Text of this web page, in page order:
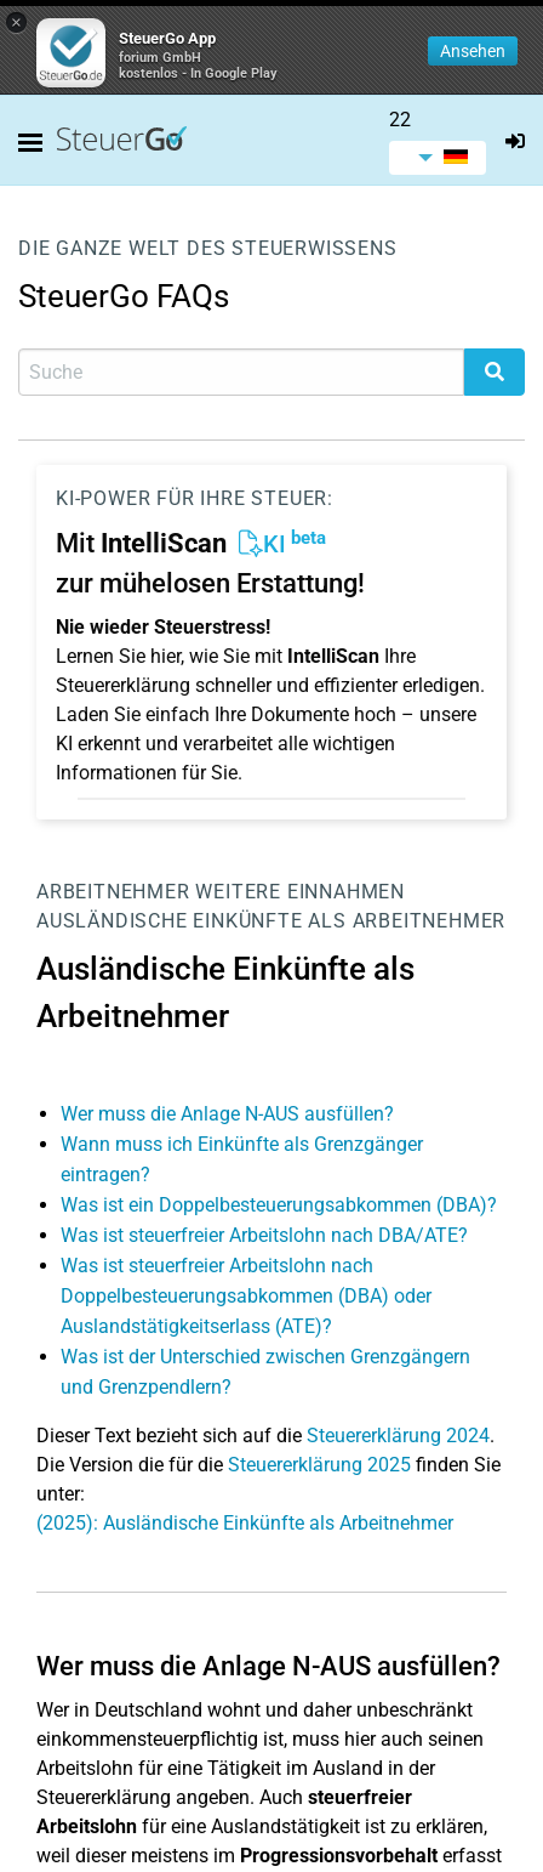
×
SteuerGo App
forium GmbH
kostenlos - In Google Play
Ansehen
22
DIE GANZE WELT DES STEUERWISSENS
SteuerGo FAQs
KI-POWER FÜR IHRE STEUER:
Mit IntelliScan KI beta
zur mühelosen Erstattung!
Nie wieder Steuerstress!
Lernen Sie hier, wie Sie mit IntelliScan Ihre
Steuererklärung schneller und effizienter erledigen.
Laden Sie einfach Ihre Dokumente hoch – unsere
KI erkennt und verarbeitet alle wichtigen
Informationen für Sie.
ARBEITNEHMER WEITERE EINNAHMEN
AUSLÄNDISCHE EINKÜNFTE ALS ARBEITNEHMER
Ausländische Einkünfte als
Arbeitnehmer
Wer muss die Anlage N-AUS ausfüllen?
Wann muss ich Einkünfte als Grenzgänger
eintragen?
Was ist ein Doppelbesteuerungsabkommen (DBA)?
Was ist steuerfreier Arbeitslohn nach DBA/ATE?
Was ist steuerfreier Arbeitslohn nach
Doppelbesteuerungsabkommen (DBA) oder
Auslandstätigkeitserlass (ATE)?
Was ist der Unterschied zwischen Grenzgängern
und Grenzpendlern?
Dieser Text bezieht sich auf die Steuererklärung 2024.
Die Version die für die Steuererklärung 2025 finden Sie
unter:
(2025): Ausländische Einkünfte als Arbeitnehmer
Wer muss die Anlage N-AUS ausfüllen?
Wer in Deutschland wohnt und daher unbeschränkt
einkommensteuerpflichtig ist, muss hier auch seinen
Arbeitslohn für eine Tätigkeit im Ausland in der
Steuererklärung angeben. Auch steuerfreier
Arbeitslohn für eine Auslandstätigkeit ist zu erklären,
weil dieser meistens im Progressionsvorbehalterfasst